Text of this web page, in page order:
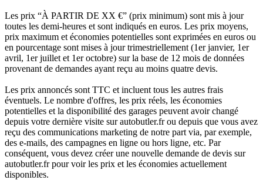
Les prix “À PARTIR DE XX €” (prix minimum) sont mis à jour
toutes les demi-heures et sont indiqués en euros. Les prix moyens,
prix maximum et économies potentielles sont exprimées en euros ou
en pourcentage sont mises à jour trimestriellement (1er janvier, 1er
avril, 1er juillet et 1er octobre) sur la base de 12 mois de données
provenant de demandes ayant reçu au moins quatre devis.
Les prix annoncés sont TTC et incluent tous les autres frais
éventuels. Le nombre d'offres, les prix réels, les économies
potentielles et la disponibilité des garages peuvent avoir changé
depuis votre dernière visite sur autobutler.fr ou depuis que vous avez
reçu des communications marketing de notre part via, par exemple,
des e-mails, des campagnes en ligne ou hors ligne, etc. Par
conséquent, vous devez créer une nouvelle demande de devis sur
autobutler.fr pour voir les prix et les économies actuellement
disponibles.